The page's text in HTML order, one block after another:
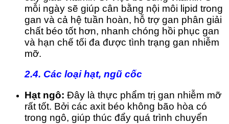
mỗi ngày sẽ giúp cân bằng nội môi lipid trong
gan và cả hệ tuần hoàn, hỗ trợ gan phân giải
chất béo tốt hơn, nhanh chóng hồi phục gan
và hạn chế tối đa được tình trạng gan nhiễm
mỡ.
2.4. Các loại hạt, ngũ cốc
Hạt ngô: Đây là thực phẩm trị gan nhiễm mỡ
rất tốt. Bởi các axit béo không bão hòa có
trong ngô, giúp thúc đẩy quá trình chuyển